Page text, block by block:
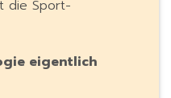
die Sport-
eigentlich